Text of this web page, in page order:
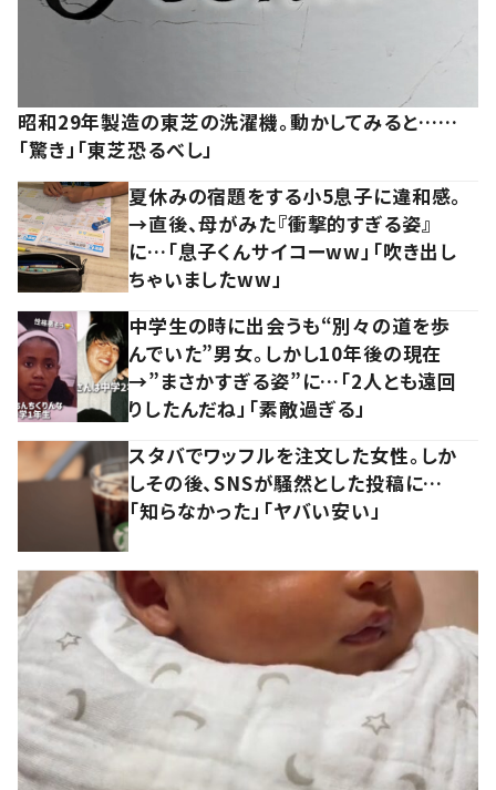
昭和29年製造の東芝の洗濯機。動かしてみると……
「驚き」「東芝恐るべし」
夏休みの宿題をする小5息子に違和感。
→直後、母がみた『衝撃的すぎる姿』
に…「息子くんサイコーww」「吹き出し
ちゃいましたww」
中学生の時に出会うも“別々の道を歩
んでいた”男女。しかし10年後の現在
→”まさかすぎる姿”に…「2人とも遠回
りしたんだね」「素敵過ぎる」
スタバでワッフルを注文した女性。しか
しその後、SNSが騒然とした投稿に…
「知らなかった」「ヤバい安い」